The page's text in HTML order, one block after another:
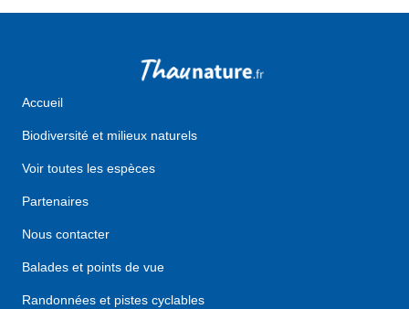
Accueil
Biodiversité et milieux naturels
Voir toutes les espèces
Partenaires
Nous contacter
Balades et points de vue
Randonnées et pistes cyclables